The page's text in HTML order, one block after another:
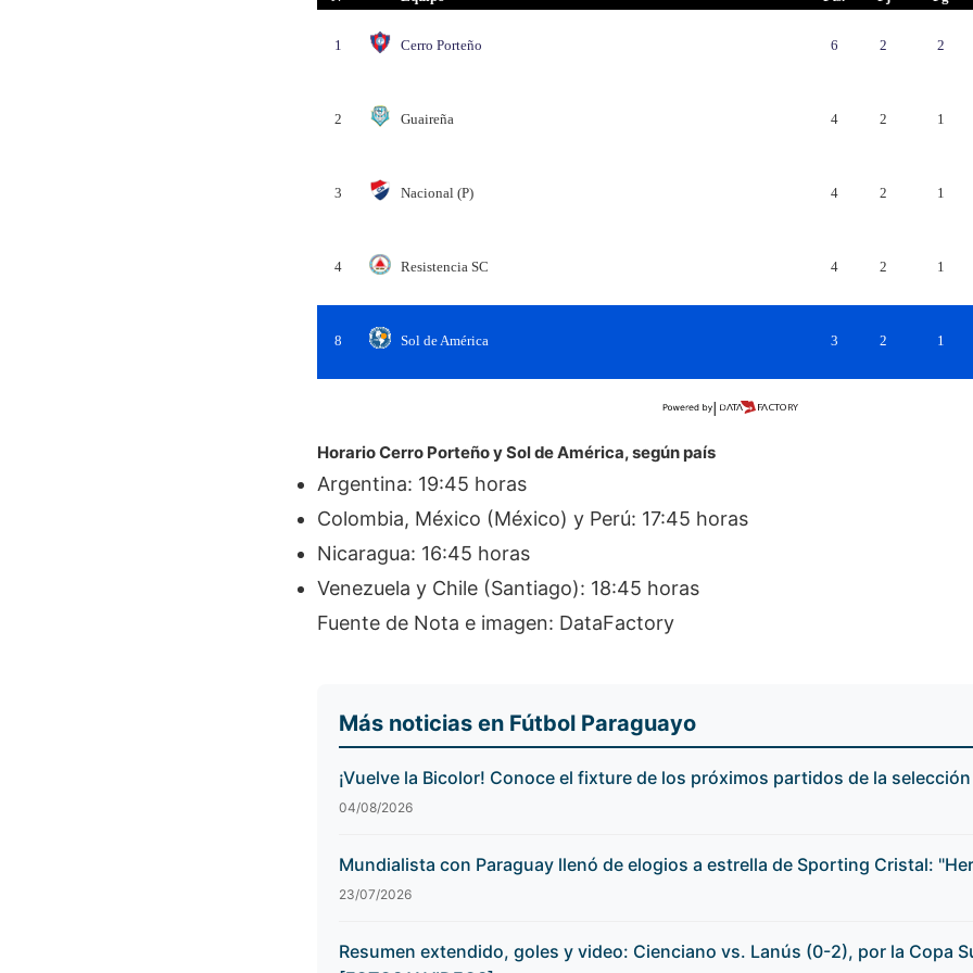
1 Cerro Porteño 6 2 2
2 Guaireña 4 2 1
3 Nacional (P) 4 2 1
4 Resistencia SC 4 2 1
8 Sol de América 3 2 1
Horario Cerro Porteño y Sol de América, según país
Argentina: 19:45 horas
Colombia, México (México) y Perú: 17:45 horas
Nicaragua: 16:45 horas
Venezuela y Chile (Santiago): 18:45 horas
Fuente de Nota e imagen: DataFactory
Más noticias en Fútbol Paraguayo
¡Vuelve la Bicolor! Conoce el fixture de los próximos partidos de la
04/08/2026
Mundialista con Paraguay llenó de elogios a estrella de Sporting Cristal:
23/07/2026
Resumen extendido, goles y video: Cienciano vs. Lanús (0-2), por la Copa